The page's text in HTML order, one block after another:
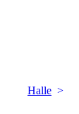
Halle